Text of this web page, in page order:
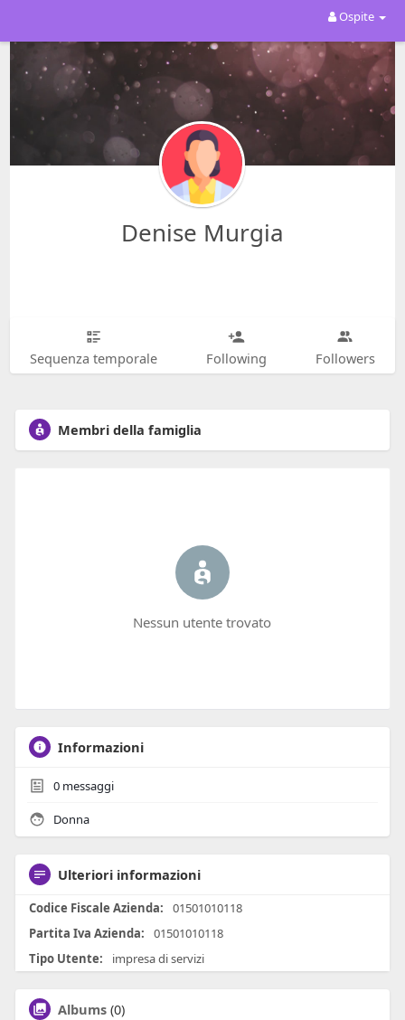
Ospite
Denise Murgia
Sequenza temporale Following Followers
Membri della famiglia
Nessun utente trovato
Informazioni
0messaggi
Donna
Ulteriori informazioni
Codice Fiscale Azienda:
01501010118
Partita Iva Azienda:
01501010118
Tipo Utente:
impresa di servizi
Albums (0)